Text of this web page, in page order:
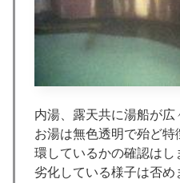
内湯、露天共に湯船が広
お湯は無色透明で殆ど
環しているかの確認はし
劣化している様子は否め